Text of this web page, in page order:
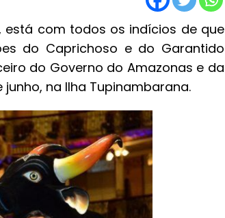
está com todos os indícios de que
do Caprichoso e do Garantido
do Governo do Amazonas e da
na Ilha Tupinambarana.